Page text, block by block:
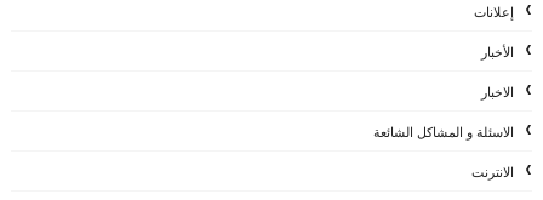
إعلانات
الأخبار
الاخبار
الاسئلة و المشاكل الشائعة
الانترنت